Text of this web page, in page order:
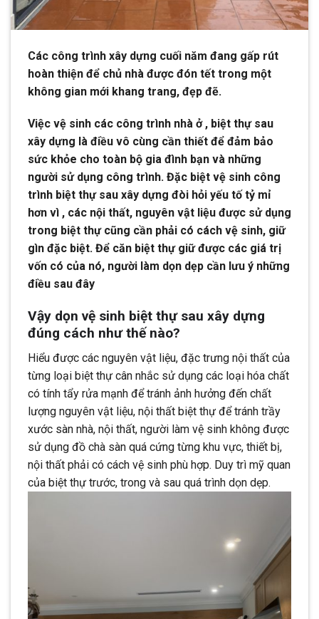
Các công trình xây dựng cuối năm đang gấp rút
hoàn thiện để chủ nhà được đón tết trong một
không gian mới khang trang, đẹp đẽ.
Việc vệ sinh các công trình nhà ở , biệt thự sau
xây dựng là điều vô cùng cần thiết để đảm bảo
sức khỏe cho toàn bộ gia đình bạn và những
người sử dụng công trình. Đặc biệt vệ sinh công
trình biệt thự sau xây dựng đòi hỏi yếu tố tỷ mỉ
hơn vì , các nội thất, nguyên vật liệu được sử dụng
trong biệt thự cũng cần phải có cách vệ sinh, giữ
gìn đặc biệt. Để căn biệt thự giữ được các giá trị
vốn có của nó, người làm dọn dẹp cần lưu ý những
điều sau đây
Vậy dọn vệ sinh biệt thự sau xây dựng
đúng cách như thế nào?
Hiểu được các nguyên vật liệu, đặc trưng nội thất của
từng loại biệt thự cân nhắc sử dụng các loại hóa chất
có tính tẩy rửa mạnh để tránh ảnh hưởng đến chất
lượng nguyên vật liệu, nội thất biệt thự để tránh trầy
xước sàn nhà, nội thất, người làm vệ sinh không được
sử dụng đồ chà sàn quá cứng từng khu vực, thiết bị,
nội thất phải có cách vệ sinh phù hợp. Duy trì mỹ quan
của biệt thự trước, trong và sau quá trình dọn dẹp.